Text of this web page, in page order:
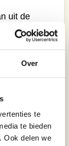
Over
te
te bieden
Ook delen we
uit de
breng